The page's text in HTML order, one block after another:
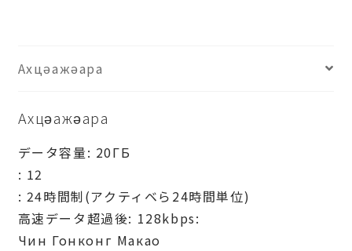
Ахцәажәара
Ахцәажәара
データ容量: 20ГБ
: 12
: 24時間制(アクティベら24時間単位)
高速データ超過後: 128kbps:
Чин Гонконг Макао